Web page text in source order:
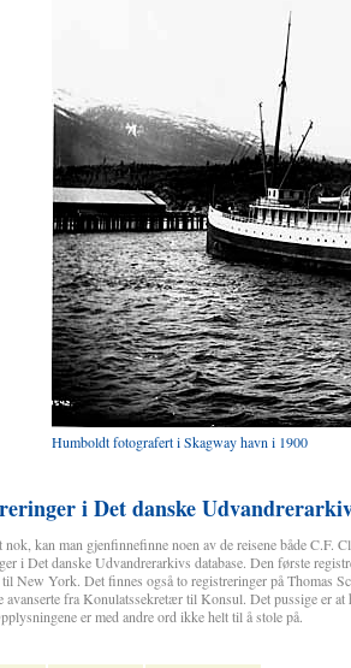
Humboldt fotografert i Skagway havn i 1900
i Det danske
nok, kan man gjenfinnefinne noen av de reisene både
i Det danske Udvandrerarkivs database. Den første
New York. Det finnes også to registreringer på Thomas
avanserte fra Konulatssekretær til Konsul. Det pussige er
er med andre ord ikke helt til å stole på.